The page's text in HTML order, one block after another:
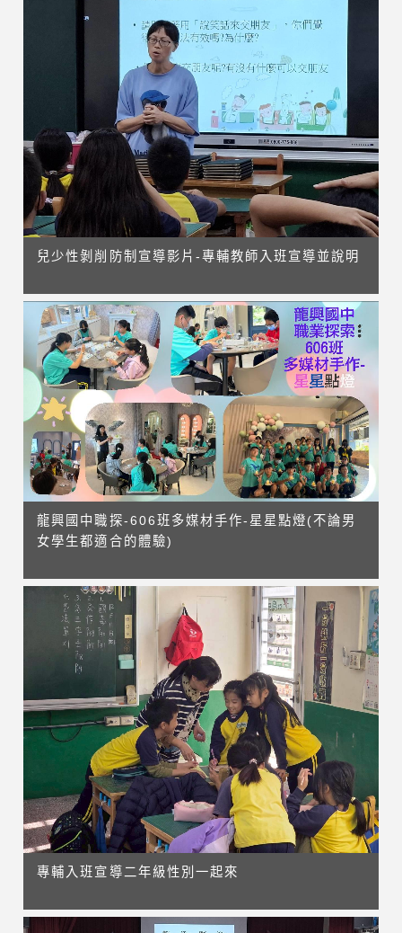
兒少性剝削防制宣導影片-專輔教師入班宣導並說明
龍興國中職探-606班多媒材手作-星星點燈(不論男
女學生都適合的體驗)
專輔入班宣導二年級性別一起來